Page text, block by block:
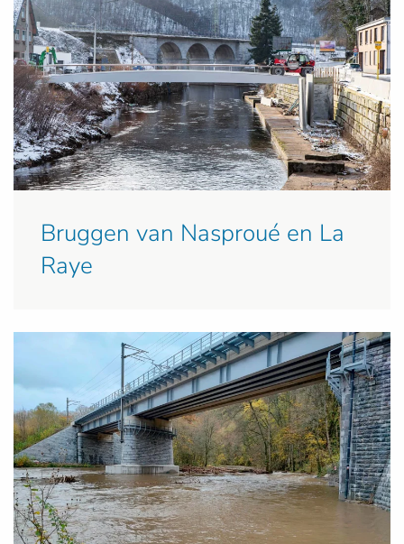
Bruggen van Nasproué en La
Raye